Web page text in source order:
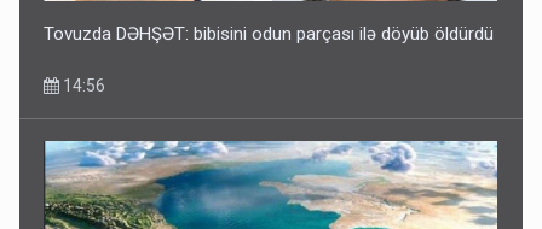
Tovuzda DƏHŞƏT: bibisini odun parçası ilə döyüb öldürdü
14:56